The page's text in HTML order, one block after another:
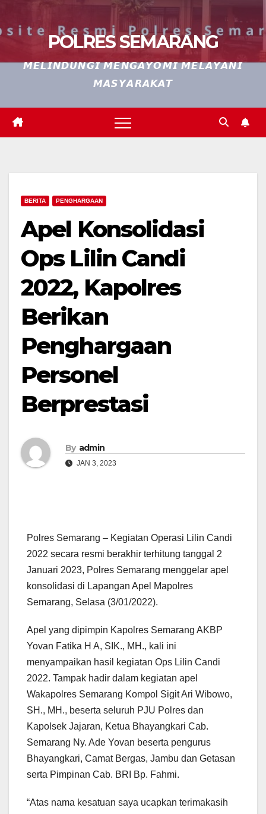
POLRES SEMARANG
𝙈𝙀𝙇𝙄𝙉𝘿𝙐𝙉𝙂𝙄 𝙈𝙀𝙉𝙂𝘼𝙔𝙊𝙈𝙄 𝙈𝙀𝙇𝘼𝙔𝘼𝙉𝙄
𝙈𝘼𝙎𝙔𝘼𝙍𝘼𝙆𝘼𝙏
BERITA PENGHARGAAN
Apel Konsolidasi
Ops Lilin Candi
2022, Kapolres
Berikan
Penghargaan
Personel
Berprestasi
By admin
JAN 3, 2023
Polres Semarang – Kegiatan Operasi Lilin Candi
2022 secara resmi berakhir terhitung tanggal 2
Januari 2023, Polres Semarang menggelar apel
konsolidasi di Lapangan Apel Mapolres
Semarang, Selasa (3/01/2022).
Apel yang dipimpin Kapolres Semarang AKBP
Yovan Fatika H A, SIK., MH., kali ini
menyampaikan hasil kegiatan Ops Lilin Candi
2022. Tampak hadir dalam kegiatan apel
Wakapolres Semarang Kompol Sigit Ari Wibowo,
SH., MH., beserta seluruh PJU Polres dan
Kapolsek Jajaran, Ketua Bhayangkari Cab.
Semarang Ny. Ade Yovan beserta pengurus
Bhayangkari, Camat Bergas, Jambu dan Getasan
serta Pimpinan Cab. BRI Bp. Fahmi.
“Atas nama kesatuan saya ucapkan terimakasih